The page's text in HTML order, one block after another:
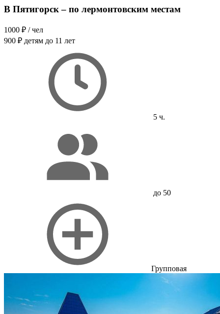
В Пятигорск – по лермонтовским местам
1000 ₽ / чел
900 ₽ детям до 11 лет
5 ч.
до 50
Групповая